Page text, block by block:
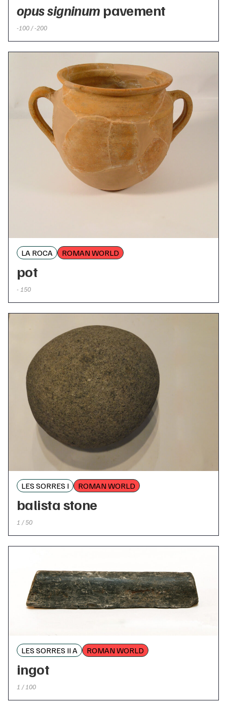
opus signinum pavement
-100 / -200
LA ROCA ROMAN WORLD
pot
- 150
LES SORRES I ROMAN WORLD
balista stone
1 / 50
LES SORRES II A ROMAN WORLD
ingot
1 / 100